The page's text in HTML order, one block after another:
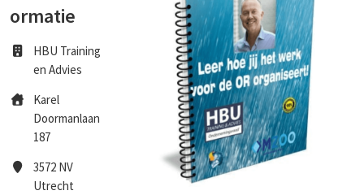
ormatie
HBU Training
en Advies
Karel
Doormanlaan
187
3572 NV
Utrecht